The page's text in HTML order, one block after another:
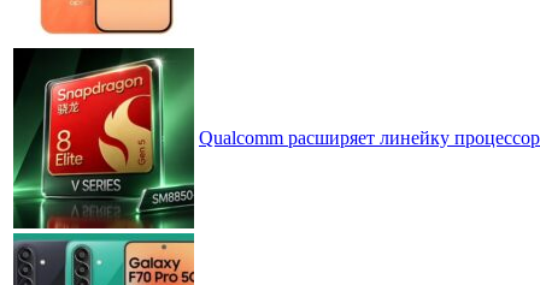
Qualcomm расширяет линейку